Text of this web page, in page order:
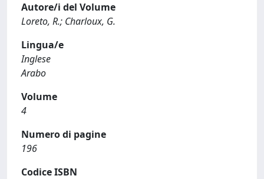
Autore/i del Volume
Loreto, R.; Charloux, G.
Lingua/e
Inglese
Arabo
Volume
4
Numero di pagine
196
Codice ISBN